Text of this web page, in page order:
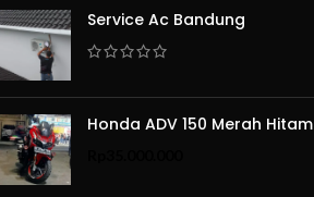
Service Ac Bandung
Honda ADV 150 Merah Hitam